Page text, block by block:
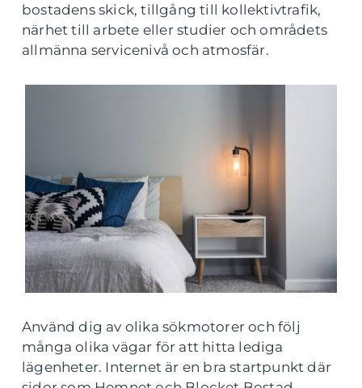
bostadens skick, tillgång till kollektivtrafik,
närhet till arbete eller studier och områdets
allmänna servicenivå och atmosfär.
Använd dig av olika sökmotorer och följ
många olika vägar för att hitta lediga
lägenheter. Internet är en bra startpunkt där